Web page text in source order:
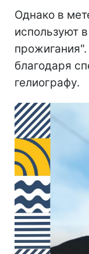
Однако в
используют
благодаря
гелиографу.